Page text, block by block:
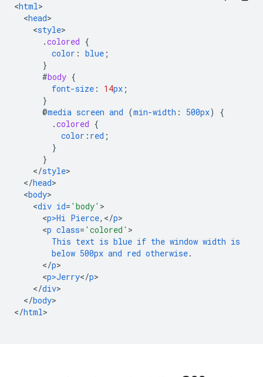
<html
<head
<style
.colored {
color : blue ;
}
#body {
font-size : 14px ;
}
@media screen and (min-width : 500px)
{
.colored {
color : red ;
}
}
</style
</head
<body
<div id= 'body'
<p>Hi Pierce,</p
<p class= 'colored'
This text is blue if the window width is
below 500px and red otherwise.
</p
<p>Jerry</p
</div
</body>
</html>